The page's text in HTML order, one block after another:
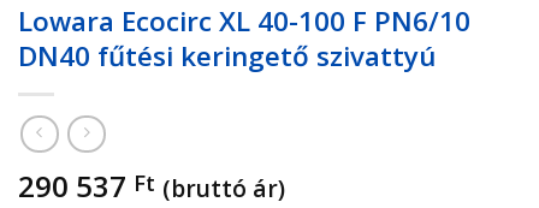
Lowara Ecocirc XL 40-100 F PN6/10
DN40 fűtési keringető szivattyú
290 537 Ft (bruttó ár)